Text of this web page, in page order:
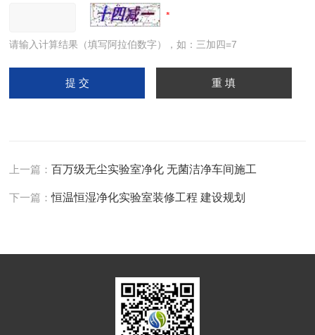
请输入计算结果（填写阿拉伯数字），如：三加四=7
上一篇：百万级无尘实验室净化 无菌洁净车间施工
下一篇：恒温恒湿净化实验室装修工程 建设规划